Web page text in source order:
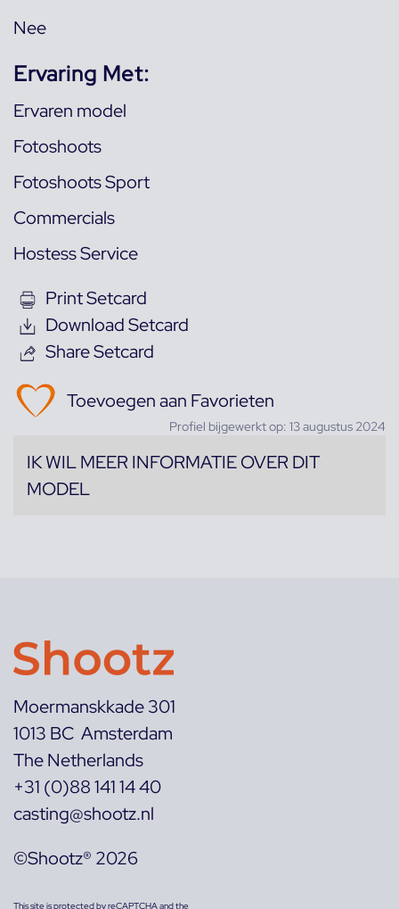
Nee
Ervaring Met:
Ervaren model
Fotoshoots
Fotoshoots Sport
Commercials
Hostess Service
Print Setcard
Download Setcard
Share Setcard
Toevoegen aan Favorieten
Profiel bijgewerkt op: 13 augustus 2024
IK WIL MEER INFORMATIE OVER DIT
MODEL
Moermanskkade 301
1013 BC Amsterdam
The Netherlands
+31 (0)88 141 14 40
casting@shootz.nl
©Shootz® 2026
This site is protected by reCAPTCHA and the